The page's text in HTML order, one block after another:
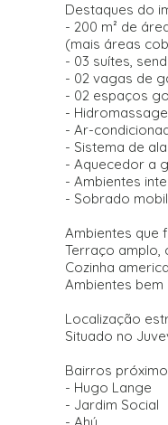
Destaques do
- 200 m² de
(mais áreas
- 03 suítes,
- 02 vagas de
- 02 espaços
-
- Ar-
- Sistema de
- Aquecedor a
- Ambientes
- Sobrado
Ambientes que
Terraço amplo,
Cozinha
Ambientes
Localização
Situado no
Bairros
- Hugo Lange
- Jardim Social